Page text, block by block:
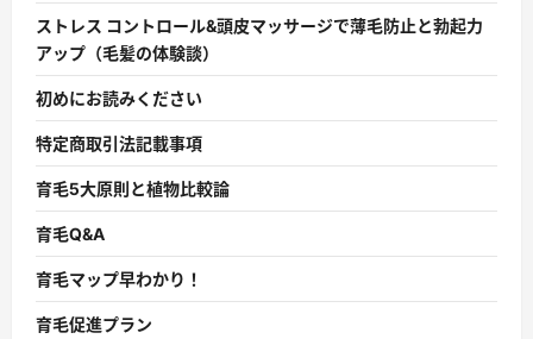
ストレス コントロール&頭皮マッサージで薄毛防止と勃起力
アップ（毛髪の体験談）
初めにお読みください
特定商取引法記載事項
育毛5大原則と植物比較論
育毛Q&A
育毛マップ早わかり！
育毛促進プラン